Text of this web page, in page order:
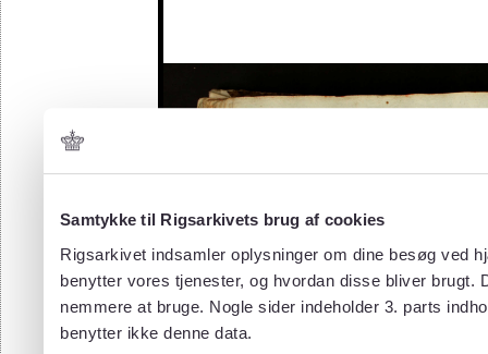
Samtykke til Rigsarkivets brug af cookies
Rigsarkivet indsamler oplysninger om dine besøg ved
benytter vores tjenester, og hvordan disse bliver
nemmere at bruge. Nogle sider indeholder 3. parts
benytter ikke denne data.